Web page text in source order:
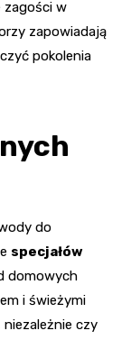
zagości w
zapowiadają
pokolenia
do
specjałów
domowych
i świeżymi
niezależnie czy